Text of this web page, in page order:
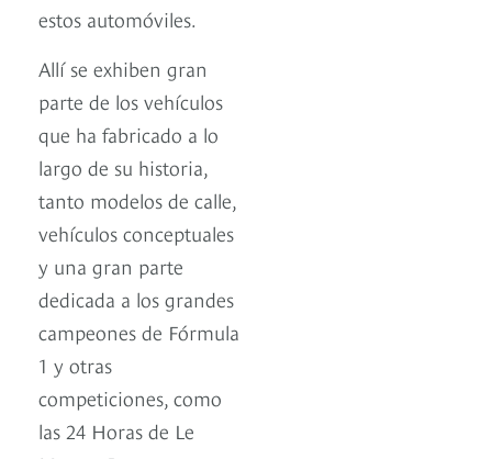
estos automóviles.
Allí se exhiben gran
parte de los vehículos
que ha fabricado a lo
largo de su historia,
tanto modelos de calle,
vehículos conceptuales
y una gran parte
dedicada a los grandes
campeones de Fórmula
1 y otras
competiciones, como
las 24 Horas de Le